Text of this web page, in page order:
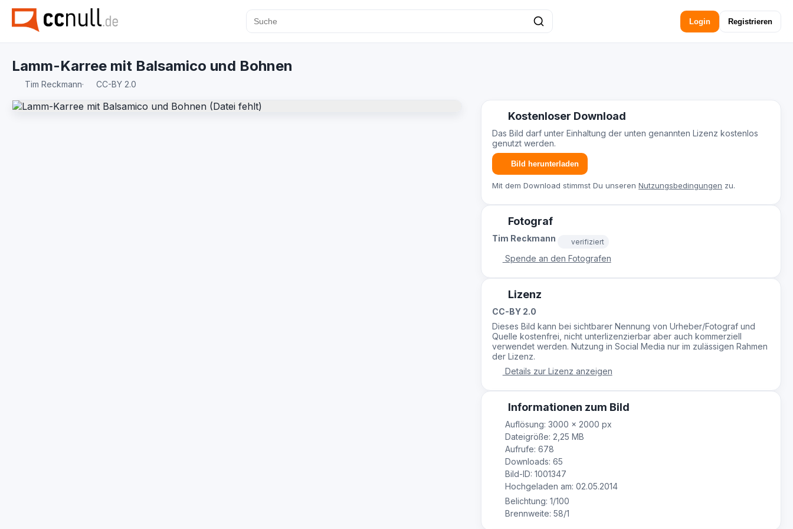
Login Registrieren
Lamm-Karree mit Balsamico und Bohnen
Tim Reckmann· CC-BY 2.0
Kostenloser Download
Das Bild darf unter Einhaltung der unten genannten Lizenz kostenlos
genutzt werden.
Bild herunterladen
Mit dem Download stimmst Du unserenNutzungsbedingungen zu.
Fotograf
Tim Reckmann verifiziert
Spende an den Fotografen
Lizenz
CC-BY 2.0
Dieses Bild kann bei sichtbarer Nennung von Urheber/Fotograf und
Quelle kostenfrei, nicht unterlizenzierbar aber auch kommerziell
verwendet werden. Nutzung in Social Media nur im zulässigen Rahmen
der Lizenz.
Details zur Lizenz anzeigen
Informationen zum Bild
Auflösung: 3000 × 2000 px
Dateigröße: 2,25 MB
Aufrufe: 678
Downloads: 65
Bild-ID: 1001347
Hochgeladen am: 02.05.2014
Belichtung: 1/100
Brennweite: 58/1